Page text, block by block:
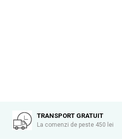
TRANSPORT GRATUIT
La comenzi de peste 450 lei